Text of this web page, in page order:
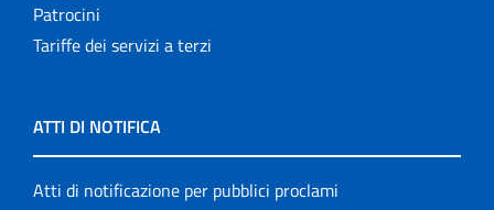
Patrocini
Tariffe dei servizi a terzi
ATTI DI NOTIFICA
Atti di notificazione per pubblici proclami